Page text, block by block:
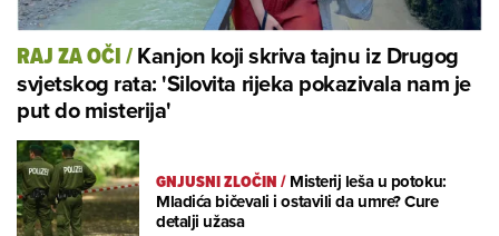
RAJ ZA OČI/Kanjon koji skriva tajnu iz Drugog
svjetskog rata: 'Silovita rijeka pokazivala nam je
put do misterija'
GNJUSNI ZLOČIN/Misterij leša u potoku:
Mladića bičevali i ostavili da umre? Cure
detalji užasa